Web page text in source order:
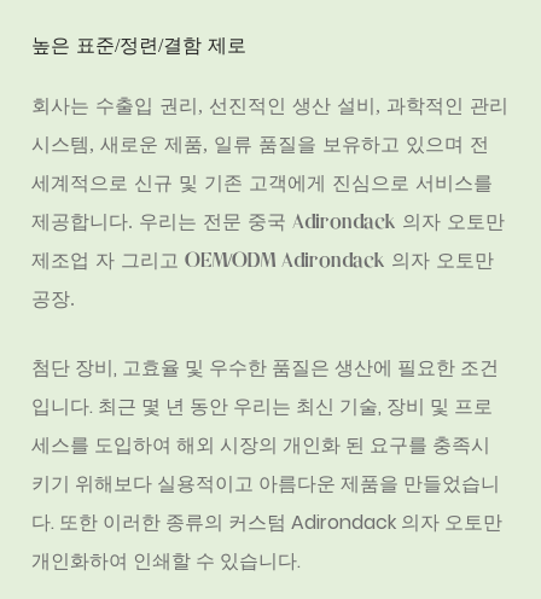
높은 표준/정련/결함 제로
회사는 수출입 권리, 선진적인 생산 설비, 과학적인 관리
시스템, 새로운 제품, 일류 품질을 보유하고 있으며 전
세계적으로 신규 및 기존 고객에게 진심으로 서비스를
제공합니다. 우리는 전문 중국 Adirondack 의자 오토만
제조업 자 그리고OEM/ODM Adirondack 의자 오토만
공장.
첨단 장비, 고효율 및 우수한 품질은 생산에 필요한 조건
입니다. 최근 몇 년 동안 우리는 최신 기술, 장비 및 프로
세스를 도입하여 해외 시장의 개인화 된 요구를 충족시
키기 위해보다 실용적이고 아름다운 제품을 만들었습니
다. 또한 이러한 종류의 커스텀 Adirondack 의자 오토만
개인화하여 인쇄할 수 있습니다.